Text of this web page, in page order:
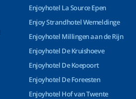
Enjoyhotel La Source Epen
Enjoy Strandhotel Wemeldinge
Enjoyhotel Millingen aan de Rijn
Enjoyhotel De Kruishoeve
Enjoyhotel De Koepoort
Enjoyhotel De Foreesten
Enjoyhotel Hof van Twente